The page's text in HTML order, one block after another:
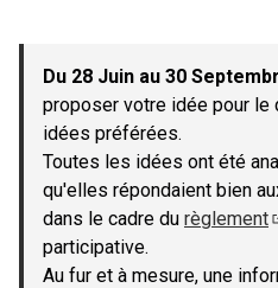
−
Du 28 Juin au 30
proposer votre idée pour le
idées préférées.
Toutes les idées ont été
qu'elles répondaient bien
dans le cadre du règlement
participative.
Au fur et à mesure, une